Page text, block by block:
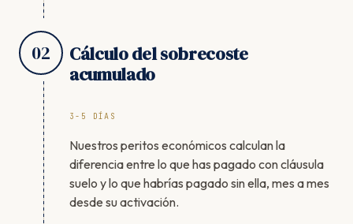
02
Cálculo del sobrecoste
acumulado
3-5 DÍAS
Nuestros peritos económicos calculan la
diferencia entre lo que has pagado con cláusula
suelo y lo que habrías pagado sin ella, mes a mes
desde su activación.